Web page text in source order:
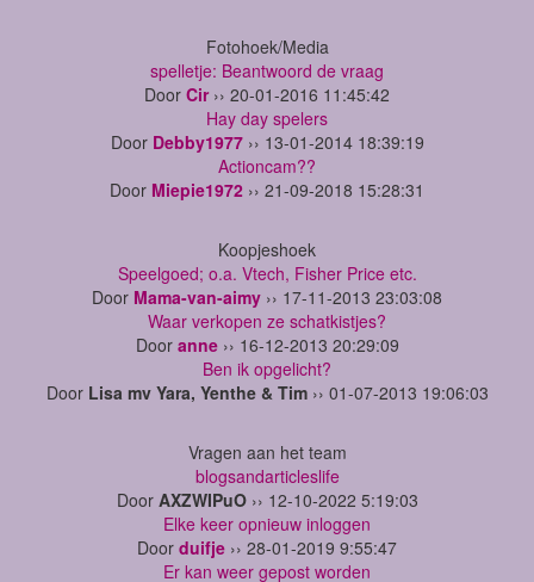
Fotohoek/Media
spelletje: Beantwoord de vraag
Door Cir›› 20-01-2016 11:45:42
Hay day spelers
Door Debby1977›› 13-01-2014 18:39:19
Actioncam??
Door Miepie1972 ›› 21-09-2018 15:28:31
Koopjeshoek
Speelgoed; o.a. Vtech, Fisher Price etc.
Door Mama-van-aimy ›› 17-11-2013 23:03:08
Waar verkopen ze schatkistjes?
Door anne›› 16-12-2013 20:29:09
Ben ik opgelicht?
Door Lisa mv Yara, Yenthe & Tim›› 01-07-2013 19:06:03
Vragen aan het team
blogsandarticleslife
Door AXZWIPuO›› 12-10-2022 5:19:03
Elke keer opnieuw inloggen
Door duifje ›› 28-01-2019 9:55:47
Er kan weer gepost worden